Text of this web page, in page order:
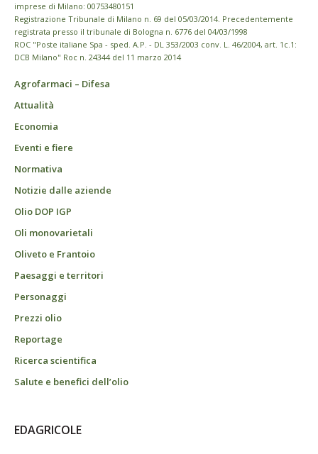
imprese di Milano: 00753480151
Registrazione Tribunale di Milano n. 69 del 05/03/2014. Precedentemente
registrata presso il tribunale di Bologna n. 6776 del 04/03/1998
ROC "Poste italiane Spa - sped. A.P. - DL 353/2003 conv. L. 46/2004, art. 1c.1:
DCB Milano" Roc n. 24344 del 11 marzo 2014
Agrofarmaci – Difesa
Attualità
Economia
Eventi e fiere
Normativa
Notizie dalle aziende
Olio DOP IGP
Oli monovarietali
Oliveto e Frantoio
Paesaggi e territori
Personaggi
Prezzi olio
Reportage
Ricerca scientifica
Salute e benefici dell’olio
EDAGRICOLE